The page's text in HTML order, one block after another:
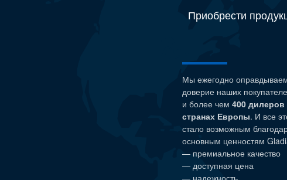
Приобрести
Мы ежегодно
доверие наших
и более чем 400 дилеров
странах Европы. И все
стало возможным
основным ценностям
— премиальное качество
— доступная цена